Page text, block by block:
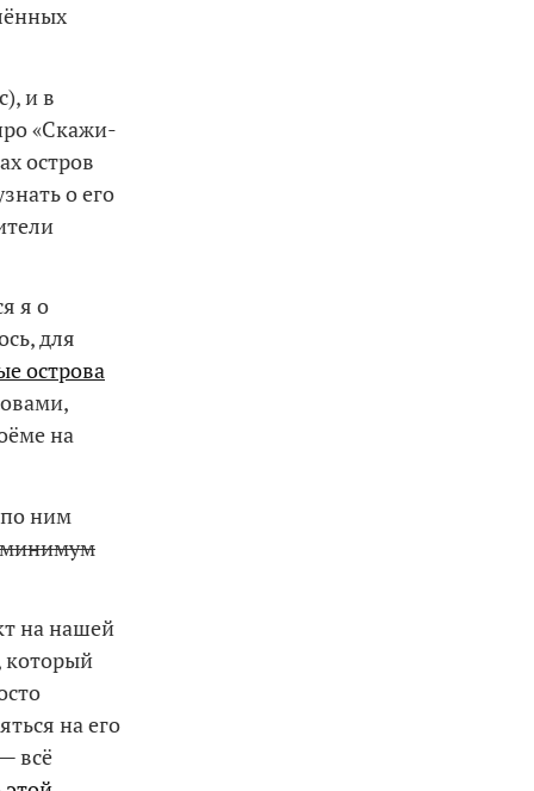
и в
«Скажи-
остров
о его
я о
для
острова
на
по ним
на нашей
который
на его
всё